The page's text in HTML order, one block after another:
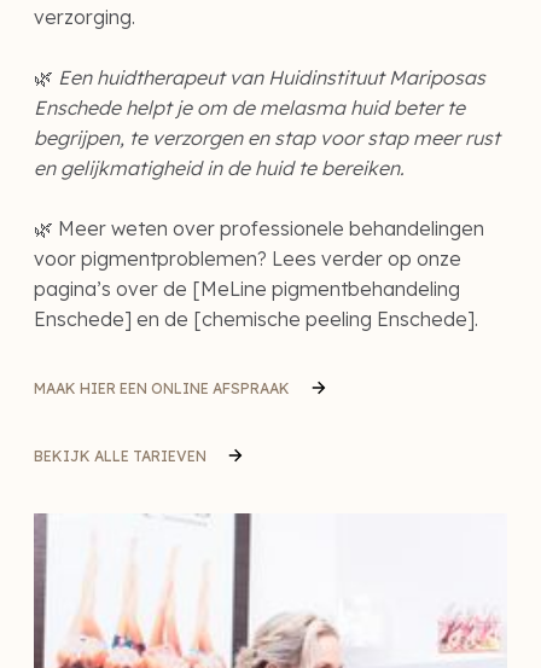
verzorging.
🌿 Een huidtherapeut van Huidinstituut Mariposas
Enschede helpt je om de melasma huid beter te
begrijpen, te verzorgen en stap voor stap meer rust
en gelijkmatigheid in de huid te bereiken.
🌿 Meer weten over professionele behandelingen
voor pigmentproblemen? Lees verder op onze
pagina’s over de [MeLine pigmentbehandeling
Enschede] en de [chemische peeling Enschede].
MAAK HIER EEN ONLINE AFSPRAAK
BEKIJK ALLE TARIEVEN